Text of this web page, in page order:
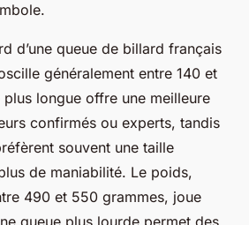
d’une queue de billard français
généralement entre 140 et
longue offre une meilleure
confirmés ou experts, tandis
souvent une taille
de maniabilité. Le poids,
490 et 550 grammes, joue